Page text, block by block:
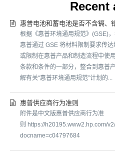
Recent
惠普电池和蓄电池是否不含镉、
根据《惠普环境通用规范》(GSE)
惠普通过 GSE 将材料限制要求传
或限制在惠普产品和制造流程中使
条款和条件的一部分，整合到惠普
解有关“惠普环境通用规范”计划的...
惠普供应商行为准则
附件是中文版惠普供应商行为准
则 https://h20195.www2.hp.com/
docname=c04797684